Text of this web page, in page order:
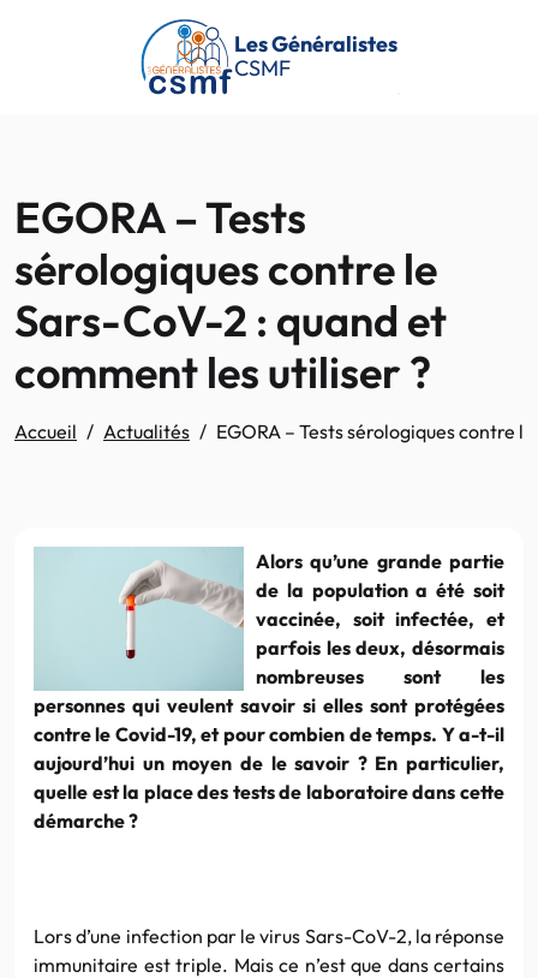
Passer au contenu principal
Les Généralistes
CSMF
EGORA – Tests
sérologiques contre le
Sars-CoV-2 : quand et
comment les utiliser ?
Accueil Actualités EGORA – Tests sérologiques contre
Alors qu’une grande partie
de la population a été soit
vaccinée, soit infectée, et
parfois les deux, désormais
nombreuses sont les
personnes qui veulent savoir si elles sont protégées
contre le Covid-19, et pour combien de temps. Y a-t-il
aujourd’hui un moyen de le savoir ? En particulier,
quelle est la place des tests de laboratoire dans cette
démarche ?
Lors d’une infection par le virus Sars-CoV-2, la réponse
immunitaire est triple. Mais ce n’est que dans certains